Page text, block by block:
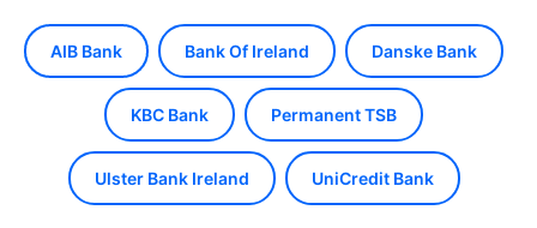
AIB Bank Bank Of Ireland Danske Bank
KBC Bank Permanent TSB
Ulster Bank Ireland UniCredit Bank